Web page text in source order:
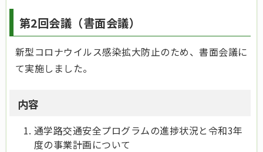
第2回会議（書面会議）
新型コロナウイルス感染拡大防止のため、書面会議に
て実施しました。
内容
通学路交通安全プログラムの進捗状況と令和3年
度の事業計画について